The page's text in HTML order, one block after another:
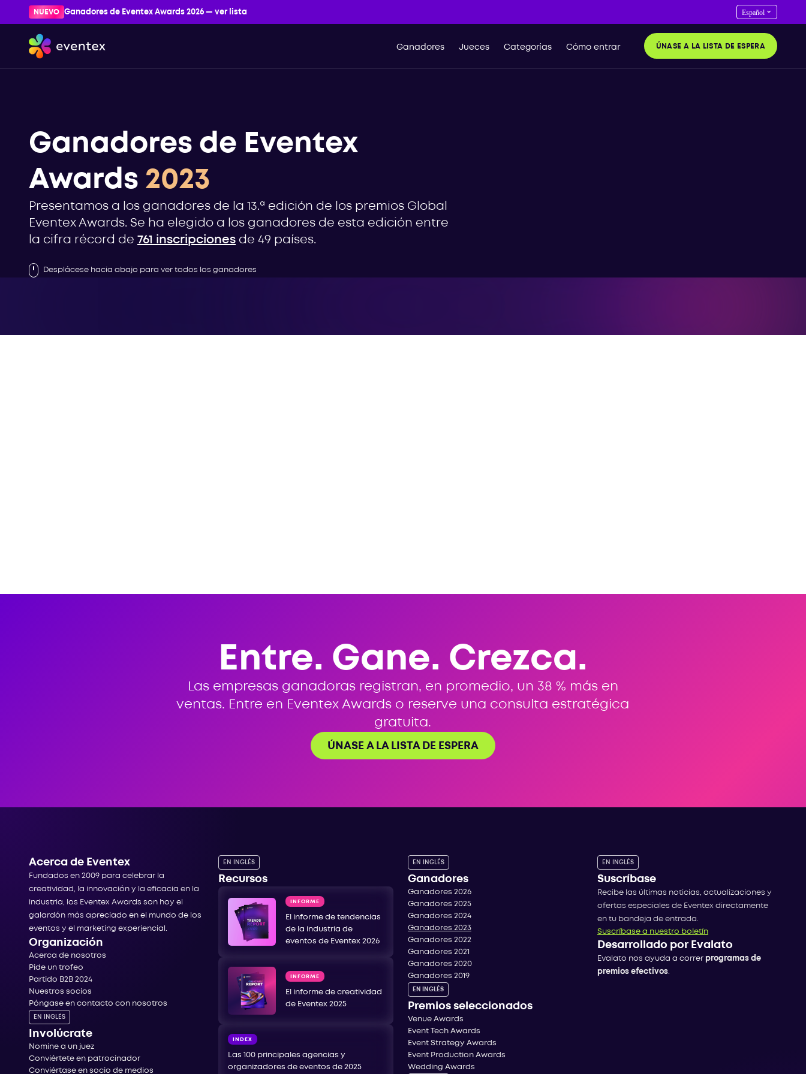
NUEVO Ganadores de Eventex Awards 2026 — ver lista
Ganadores Jueces Categorías Cómo entrar ÚNASE A LA LISTA DE ESPERA
Ganadores de Eventex
Awards 2023
Presentamos a los ganadores de la 13.ª edición de los premios Global
Eventex Awards. Se ha elegido a los ganadores de esta edición entre
la cifra récord de 761 inscripciones de 49 países.
Desplácese hacia abajo para ver todos los ganadores
Entre. Gane. Crezca.
Las empresas ganadoras registran, en promedio, un 38 % más en
ventas. Entre en Eventex Awards o reserve una consulta estratégica
gratuita.
ÚNASE A LA LISTA DE ESPERA
Acerca de Eventex
Fundados en 2009 para celebrar la
creatividad, la innovación y la eficacia en la
industria, los Eventex Awards son hoy el
galardón más apreciado en el mundo de los
eventos y el marketing experiencial.
Organización
Acerca de nosotros
Pide un trofeo
Partido B2B 2024
Nuestros socios
Póngase en contacto con nosotros
EN INGLÉS
Involúcrate
Nomine a un juez
Conviértete en patrocinador
Conviértase en socio de medios
EN INGLÉS
Recursos
INFORME
El informe de tendencias
de la industria de
eventos de Eventex 2026
INFORME
El informe de creatividad
de Eventex 2025
INDEX
Las 100 principales agencias y
organizadores de eventos de 2025
EN INGLÉS
Ganadores
Ganadores 2026
Ganadores 2025
Ganadores 2024
Ganadores 2023
Ganadores 2022
Ganadores 2021
Ganadores 2020
Ganadores 2019
EN INGLÉS
Premios seleccionados
Venue Awards
Event Tech Awards
Event Strategy Awards
Event Production Awards
Wedding Awards
EN INGLÉS
Suscríbase
Recibe las últimas noticias, actualizaciones y
ofertas especiales de Eventex directamente
en tu bandeja de entrada.
Suscríbase a nuestro boletín
Desarrollado por Evalato
Evalato nos ayuda a correr programas de
premios efectivos.